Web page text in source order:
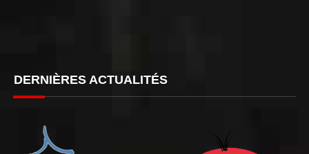
DERNIÈRES ACTUALITÉS